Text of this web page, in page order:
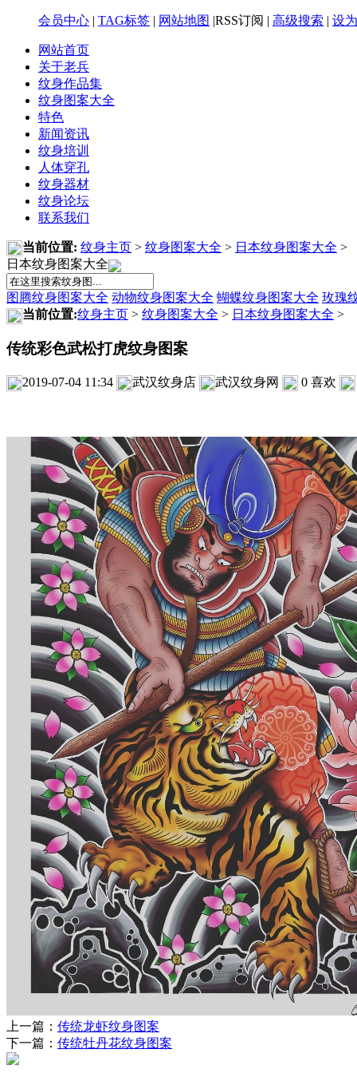
会员中心 | TAG标签 | 网站地图 |RSS订阅 | 高级搜索 | 设
网站首页
关于老兵
纹身作品集
纹身图案大全
特色
新闻资讯
纹身培训
人体穿孔
纹身器材
纹身论坛
联系我们
当前位置: 纹身主页 > 纹身图案大全 > 日本纹身图案大全 >
日本纹身图案大全
图腾纹身图案大全 动物纹身图案大全 蝴蝶纹身图案大全 玫瑰
当前位置:纹身主页 > 纹身图案大全 > 日本纹身图案大全 >
传统彩色武松打虎纹身图案
2019-07-04 11:34 武汉纹身店 武汉纹身网 0 喜欢
上一篇： 传统龙虾纹身图案
下一篇： 传统牡丹花纹身图案